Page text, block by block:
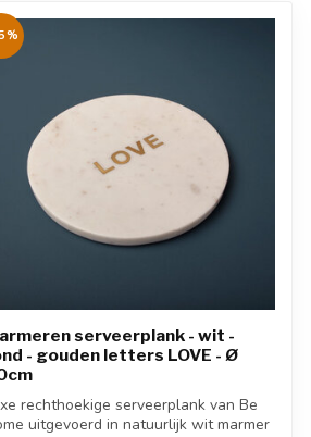
serveerplank - wit -
- gouden letters LOVE - Ø
rechthoekige serveerplank van Be
uitgevoerd in natuurlijk wit marmer